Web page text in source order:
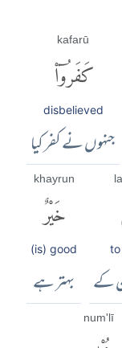
kafarū
كَفَرُوٓا۟
disbelieved
جنہوں نے کفر کیا
to
کے
khayrun
خَيْرٌ
(is) good
بہتر ہے
num'lī